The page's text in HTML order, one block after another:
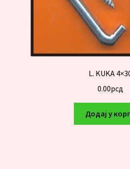
L. KUKA
0.00рсд
Додај у